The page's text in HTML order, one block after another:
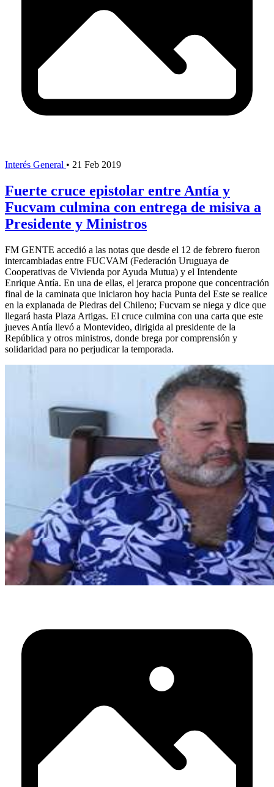
Interés General • 21 Feb 2019
Fuerte cruce epistolar entre Antía y
Fucvam culmina con entrega de misiva a
Presidente y Ministros
FM GENTE accedió a las notas que desde el 12 de febrero fueron
intercambiadas entre FUCVAM (Federación Uruguaya de
Cooperativas de Vivienda por Ayuda Mutua) y el Intendente
Enrique Antía. En una de ellas, el jerarca propone que concentración
final de la caminata que iniciaron hoy hacia Punta del Este se realice
en la explanada de Piedras del Chileno; Fucvam se niega y dice que
llegará hasta Plaza Artigas. El cruce culmina con una carta que este
jueves Antía llevó a Montevideo, dirigida al presidente de la
República y otros ministros, donde brega por comprensión y
solidaridad para no perjudicar la temporada.